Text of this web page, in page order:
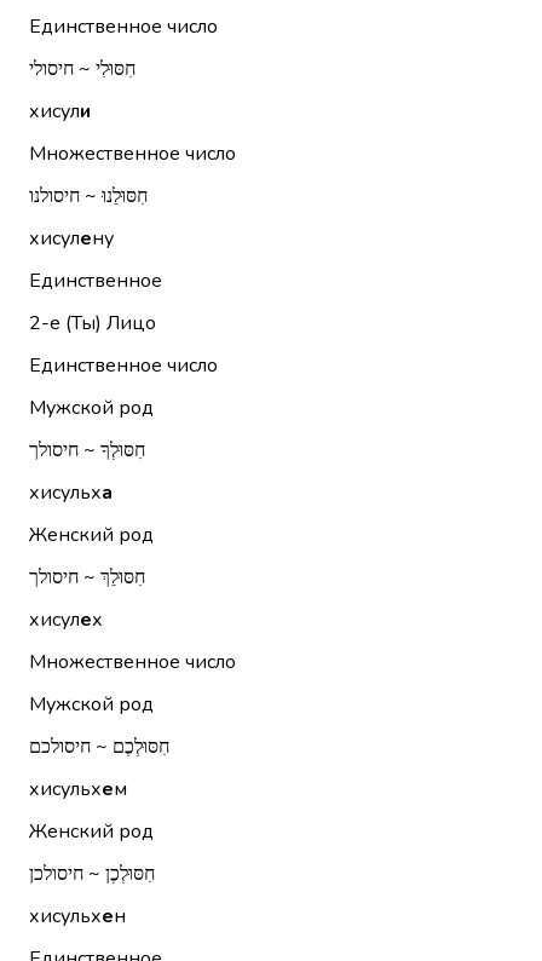
Единственное число
חִסּוּלִי ~ חיסולי
хисули
Множественное число
חִסּוּלֵנוּ ~ חיסולנו
хисулену
Единственное
2-е (Ты) Лицо
Единственное число
Мужской род
חִסּוּלְךָ ~ חיסולך
хисульха
Женский род
חִסּוּלֵךְ ~ חיסולך
хисулех
Множественное число
Мужской род
חִסּוּלְכֶם ~ חיסולכם
хисульхем
Женский род
חִסּוּלְכֶן ~ חיסולכן
хисульхен